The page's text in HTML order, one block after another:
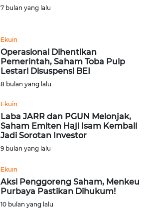
7 bulan yang lalu
Ekuin
Operasional Dihentikan
Pemerintah, Saham Toba Pulp
Lestari Disuspensi BEI
8 bulan yang lalu
Ekuin
Laba JARR dan PGUN Melonjak,
Saham Emiten Haji Isam Kembali
Jadi Sorotan Investor
9 bulan yang lalu
Ekuin
Aksi Penggoreng Saham, Menkeu
Purbaya Pastikan Dihukum!
10 bulan yang lalu